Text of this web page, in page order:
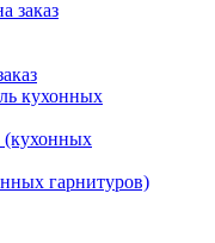
заказ
кухонных
(кухонных
гарнитуров)